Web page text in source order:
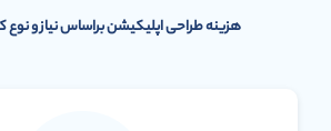
هزینه طراحی اپلیکیشن براساس نیاز و